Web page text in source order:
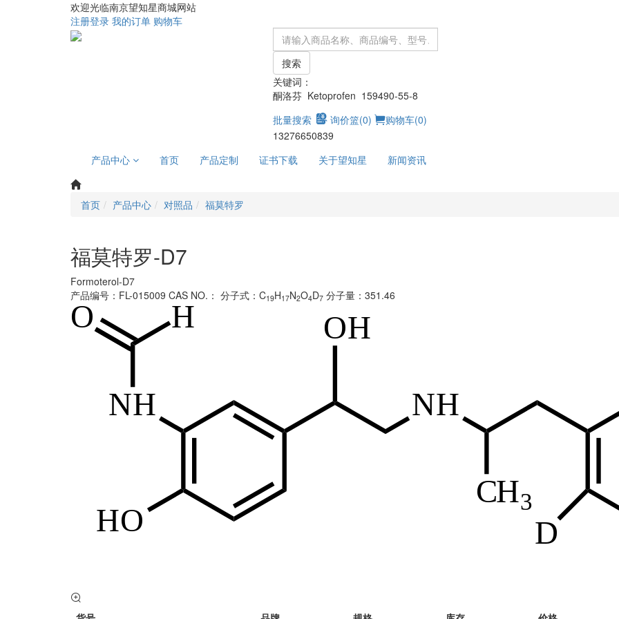
欢迎光临南京望知星商城网站
注册登录 我的订单 购物车
搜索
关键词：
酮洛芬 Ketoprofen 159490-55-8
批量搜索
询价篮(0) 购物车(0)
13276650839
产品中心
首页 产品定制 证书下载 关于望知星 新闻资讯
首页 产品中心 对照品 福莫特罗
福莫特罗-D7
Formoterol-D7
产品编号：FL-015009 CAS NO.： 分子式：C19H17N2O4D7 分子量：351.46